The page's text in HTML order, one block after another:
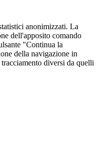
anonimizzati. La
dell'apposito comando
"Continua la
della navigazione in
diversi da quelli